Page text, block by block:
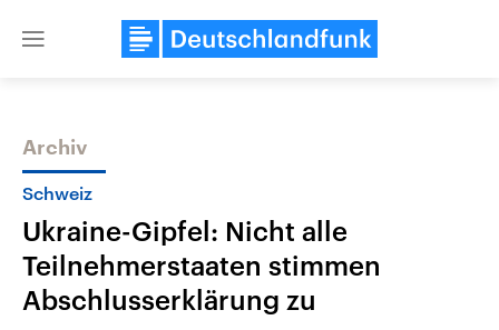
Close
Themen
Archiv
Schweiz
Ukraine-Gipfel: Nicht alle
Teilnehmerstaaten stimmen
Abschlusserklärung zu